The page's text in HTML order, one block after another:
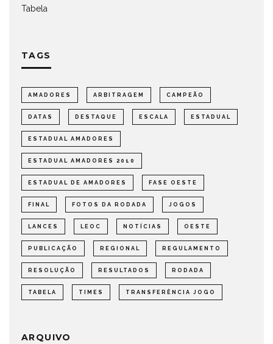
Tabela
TAGS
AMADORES ARBITRAGEM CAMPEÃO
DATAS DESTAQUE ESCALA ESTADUAL
ESTADUAL AMADORES
ESTADUAL AMADORES 2010
ESTADUAL DE AMADORES FASE OESTE
FINAL FOTOS DA RODADA JOGOS
LANCES LEOC NOTÍCIAS OESTE
PUBLICAÇÃO REGIONAL REGULAMENTO
RESOLUÇÃO RESULTADOS RODADA
TABELA TIMES TRANSFERÊNCIA JOGO
ARQUIVO